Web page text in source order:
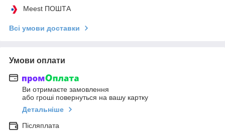
Meest ПОШТА
Всі умови доставки
Умови оплати
Ви отримаєте замовлення
або гроші повернуться на вашу картку
Детальніше
Післяплата